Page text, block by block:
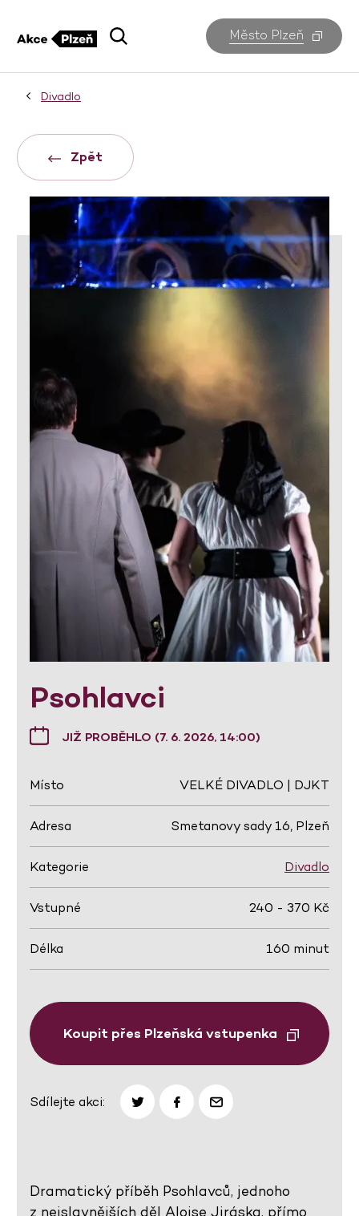
Město Plzeň
Divadlo
Zpět
Psohlavci
JIŽ PROBĚHLO (7. 6. 2026, 14:00)
Místo VELKÉ DIVADLO | DJKT
Adresa Smetanovy sady 16, Plzeň
Kategorie Divadlo
Vstupné 240 - 370 Kč
Délka 160 minut
Koupit přes Plzeňská vstupenka
Sdílejte akci:
Dramatický příběh Psohlavců, jednoho
z nejslavnějších děl Aloise Jiráska, přímo